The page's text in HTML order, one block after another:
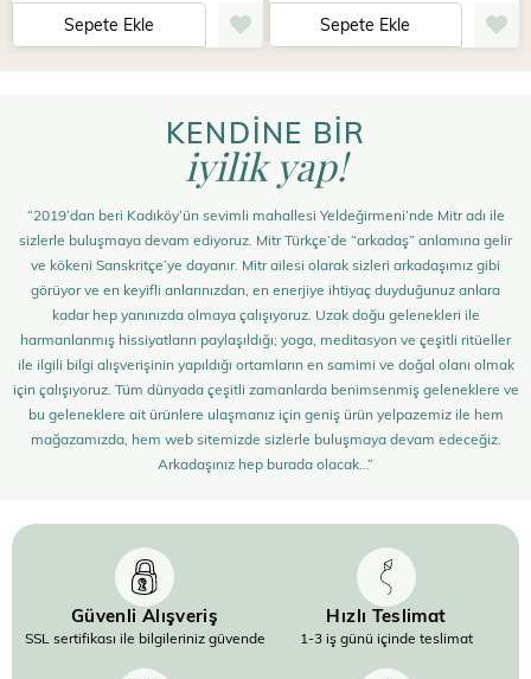
Sepete Ekle Sepete Ekle
KENDİNE BİR
iyilik yap!
“2019’dan beri Kadıköy’ün sevimli mahallesi Yeldeğirmeni’nde Mitr adı ile
sizlerle buluşmaya devam ediyoruz. Mitr Türkçe’de “arkadaş” anlamına gelir
ve kökeni Sanskritçe’ye dayanır. Mitr ailesi olarak sizleri arkadaşımız gibi
görüyor ve en keyifli anlarınızdan, en enerjiye ihtiyaç duyduğunuz anlara
kadar hep yanınızda olmaya çalışıyoruz. Uzak doğu gelenekleri ile
harmanlanmış hissiyatların paylaşıldığı; yoga, meditasyon ve çeşitli ritüeller
ile ilgili bilgi alışverişinin yapıldığı ortamların en samimi ve doğal olanı olmak
için çalışıyoruz. Tüm dünyada çeşitli zamanlarda benimsenmiş geleneklere ve
bu geleneklere ait ürünlere ulaşmanız için geniş ürün yelpazemiz ile hem
mağazamızda, hem web sitemizde sizlerle buluşmaya devam edeceğiz.
Arkadaşınız hep burada olacak…”
Güvenli Alışveriş
SSL sertifikası ile bilgileriniz güvende
Hızlı Teslimat
1-3 iş günü içinde teslimat